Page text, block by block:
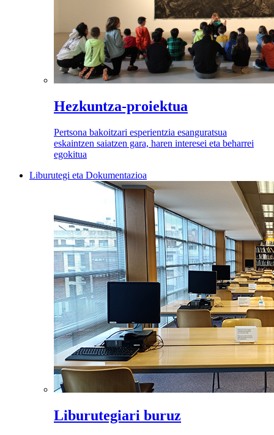
Hezkuntza-proiektua
Pertsona bakoitzari esperientzia esanguratsua
eskaintzen saiatzen gara, haren interesei eta beharrei
egokitua
Liburutegi eta Dokumentazioa
Liburutegiari buruz